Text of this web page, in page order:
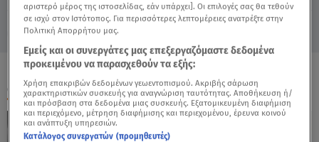
ΟΛΑ ΤΑ ΒΙΝΤΕΟ
αριστερό μέρος της ιστοσελίδας, εάν υπάρχει]. Οι επιλογές σας θα τεθούν
σε ισχύ στον Ιστότοπος. Για περισσότερες λεπτομέρειες ανατρέξτε στην
Πολιτική Απορρήτου μας.
Εμείς και οι συνεργάτες μας επεξεργαζόμαστε δεδομένα
προκειμένου να παρασχεθούν τα εξής:
Χρήση επακριβών δεδομένων γεωεντοπισμού. Ακριβής σάρωση
χαρακτηριστικών συσκευής για αναγνώριση ταυτότητας. Αποθήκευση ή/
και πρόσβαση στα δεδομένα μιας συσκευής. Εξατομικευμένη διαφήμιση
και περιεχόμενο, μέτρηση διαφήμισης και περιεχομένου, έρευνα κοινού
και ανάπτυξη υπηρεσιών.
Κατάλογος συνεργατών (προμηθευτές)